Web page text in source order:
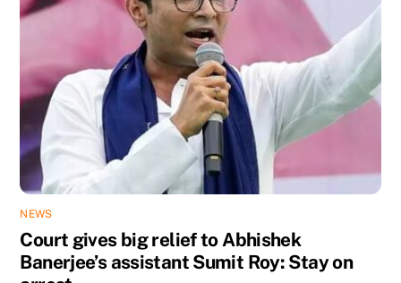
NEWS
Court gives big relief to Abhishek
Banerjee’s assistant Sumit Roy: Stay on